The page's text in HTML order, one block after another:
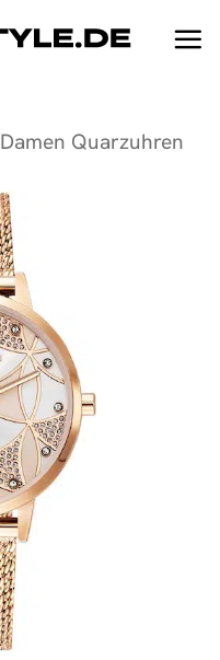
Damen Quarzuhren